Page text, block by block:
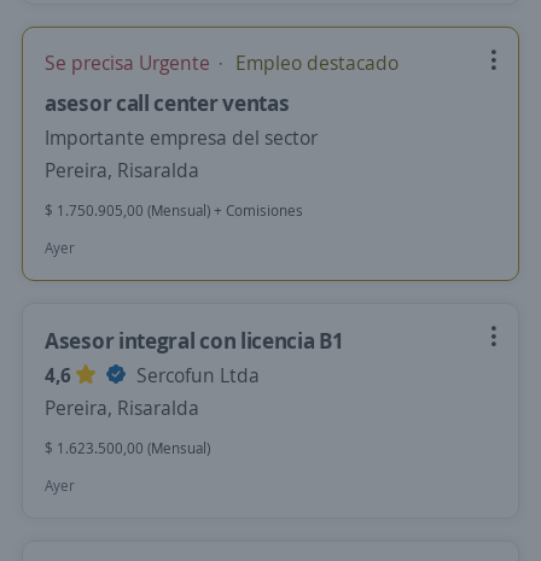
Se precisa Urgente Empleo destacado
asesor call center ventas
Importante empresa del sector
Pereira, Risaralda
$ 1.750.905,00 (Mensual) + Comisiones
Ayer
Asesor integral con licencia B1
4,6
Sercofun Ltda
Pereira, Risaralda
$ 1.623.500,00 (Mensual)
Ayer